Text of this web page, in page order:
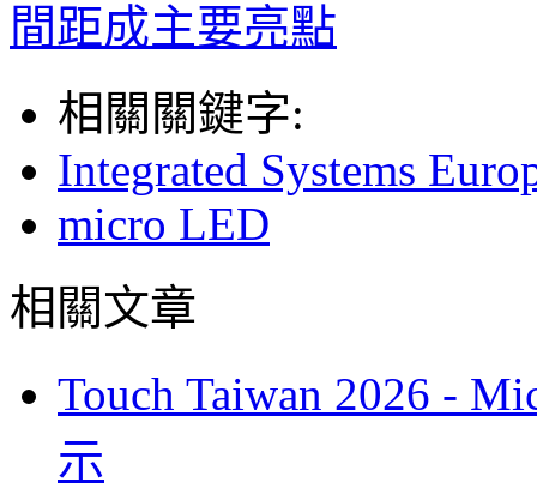
間距成主要亮點
相關關鍵字:
Integrated Systems
micro LED
相關文章
Touch Taiwan 2026 -
示